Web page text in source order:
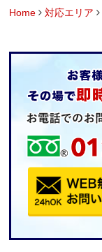
Home 対応エリア